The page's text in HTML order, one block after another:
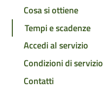
Cosa si ottiene
Tempi e scadenze
Accedi al servizio
Condizioni di servizio
Contatti